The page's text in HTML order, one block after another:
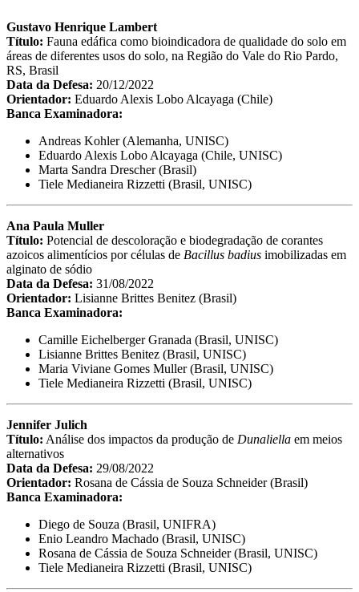
Gustavo Henrique Lambert
Título: Fauna edáfica como bioindicadora de qualidade do solo em
áreas de diferentes usos do solo, na Região do Vale do Rio Pardo,
RS, Brasil
Data da Defesa: 20/12/2022
Orientador: Eduardo Alexis Lobo Alcayaga (Chile)
Banca Examinadora:
Andreas Kohler (Alemanha, UNISC)
Eduardo Alexis Lobo Alcayaga (Chile, UNISC)
Marta Sandra Drescher (Brasil)
Tiele Medianeira Rizzetti (Brasil, UNISC)
Ana Paula Muller
Título: Potencial de descoloração e biodegradação de corantes
azoicos alimentícios por células de Bacillus badius imobilizadas em
alginato de sódio
Data da Defesa: 31/08/2022
Orientador: Lisianne Brittes Benitez (Brasil)
Banca Examinadora:
Camille Eichelberger Granada (Brasil, UNISC)
Lisianne Brittes Benitez (Brasil, UNISC)
Maria Viviane Gomes Muller (Brasil, UNISC)
Tiele Medianeira Rizzetti (Brasil, UNISC)
Jennifer Julich
Título: Análise dos impactos da produção de Dunaliella em meios
alternativos
Data da Defesa: 29/08/2022
Orientador: Rosana de Cássia de Souza Schneider (Brasil)
Banca Examinadora:
Diego de Souza (Brasil, UNIFRA)
Enio Leandro Machado (Brasil, UNISC)
Rosana de Cássia de Souza Schneider (Brasil, UNISC)
Tiele Medianeira Rizzetti (Brasil, UNISC)